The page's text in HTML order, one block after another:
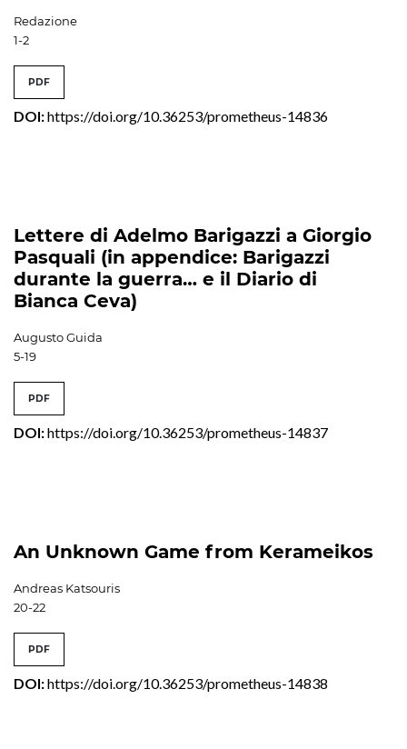
Redazione
1-2
PDF
DOI:https://doi.org/10.36253/prometheus-14836
Lettere di Adelmo Barigazzi a Giorgio
Pasquali (in appendice: Barigazzi
durante la guerra… e il Diario di
Bianca Ceva)
Augusto Guida
5-19
PDF
DOI:https://doi.org/10.36253/prometheus-14837
An Unknown Game from Kerameikos
Andreas Katsouris
20-22
PDF
DOI:https://doi.org/10.36253/prometheus-14838